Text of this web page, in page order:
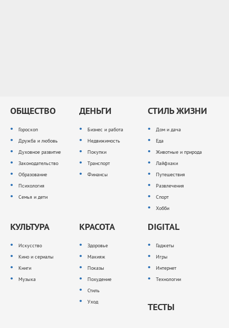
ОБЩЕСТВО
Гороскоп
Дружба и любовь
Духовное развитие
Законодательство
Образование
Психология
Семья и дети
ДЕНЬГИ
Бизнес и работа
Недвижимость
Покупки
Транспорт
Финансы
СТИЛЬ ЖИЗНИ
Дом и дача
Еда
Животные и природа
Лайфхаки
Путешествия
Развлечения
Спорт
Хобби
КУЛЬТУРА
Искусство
Кино и сериалы
Книги
Музыка
КРАСОТА
Здоровье
Макияж
Показы
Похудение
Стиль
Уход
DIGITAL
Гаджеты
Игры
Интернет
Технологии
ТЕСТЫ